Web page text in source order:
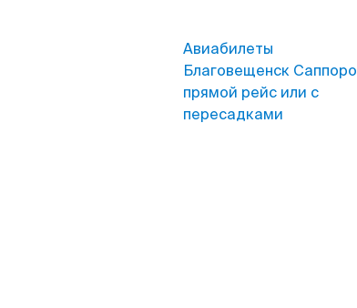
Авиабилеты
Благовещенск Саппоро
прямой рейс или с
пересадками